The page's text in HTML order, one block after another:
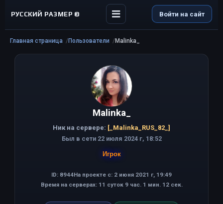
РУССКИЙ РАЗМЕР © Войти на сайт
Главная страница Пользователи Malinka_
Malinka_
Ник на сервере: [_Malinka_RUS_82_]
Был в сети 22 июля 2024 г, 18:52
Игрок
ID: 8944На проекте с: 2 июня 2021 г, 19:49
Время на серверах: 11 суток 9 час. 1 мин. 12 сек.